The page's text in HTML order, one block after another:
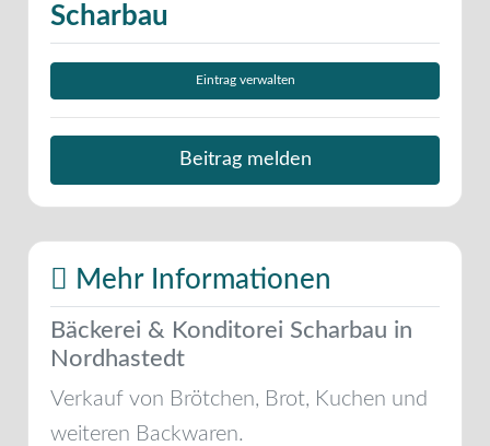
Scharbau
Eintrag verwalten
Beitrag melden
Mehr Informationen
Bäckerei & Konditorei Scharbau in
Nordhastedt
Verkauf von Brötchen, Brot, Kuchen und
weiteren Backwaren.